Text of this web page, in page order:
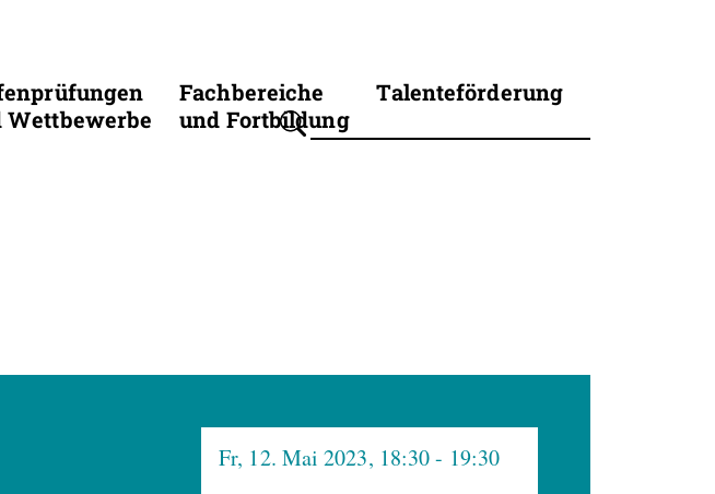
Wettbewerbe
Fachbereiche
und Fortbildung
Talenteförderung
Suchbegriff eingeben
Fr, 12. Mai 2023, 18:30- 19:30